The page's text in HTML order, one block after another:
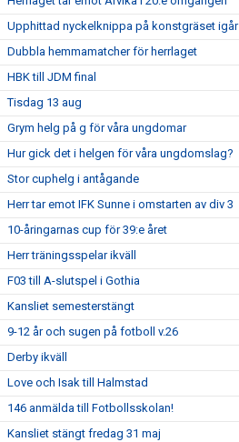
Upphittad nyckelknippa på konstgräset igår
Dubbla hemmamatcher för herrlaget
HBK till JDM final
Tisdag 13 aug
Grym helg på g för våra ungdomar
Hur gick det i helgen för våra ungdomslag?
Stor cuphelg i antågande
Herr tar emot IFK Sunne i omstarten av div 3
10-åringarnas cup för 39:e året
Herr träningsspelar ikväll
F03 till A-slutspel i Gothia
Kansliet semesterstängt
9-12 år och sugen på fotboll v.26
Derby ikväll
Love och Isak till Halmstad
146 anmälda till Fotbollsskolan!
Kansliet stängt fredag 31 maj